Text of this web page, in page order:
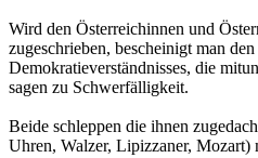
Wird den Österreichinnen und
zugeschrieben, bescheinigt man
Demokratieverständnisses, die
sagen zu Schwerfälligkeit.
Beide schleppen die ihnen
Uhren, Walzer, Lipizzaner, Mozart)